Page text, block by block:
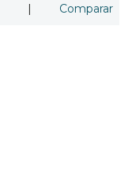
| Comparar